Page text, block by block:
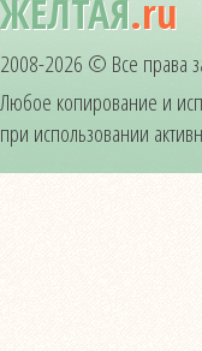
ЖЁЛТАЯ.ru
2008-2026 © Все права
Любое копирование и
при использовании